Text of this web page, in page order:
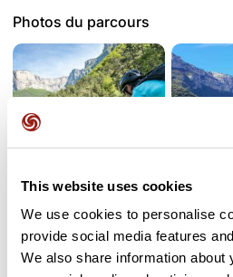
This website uses cookies
We use cookies to personalise
provide social media features
We also share information about
Photos du parcours
Avis des utilisateurs